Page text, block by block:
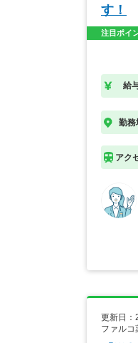
す！
注目ポイ
給
勤務
アク
更新日：
ファル